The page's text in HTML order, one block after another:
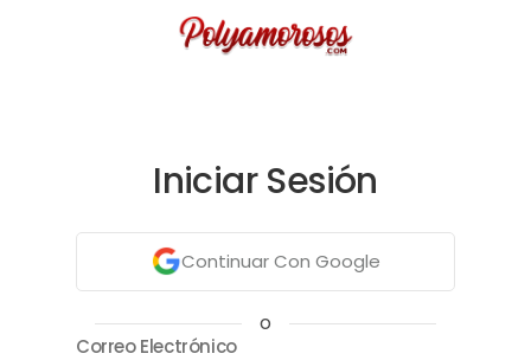
Iniciar Sesión
Continuar Con Google
o
Correo Electrónico